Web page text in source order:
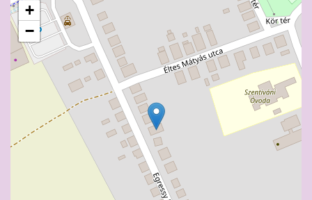
+
−